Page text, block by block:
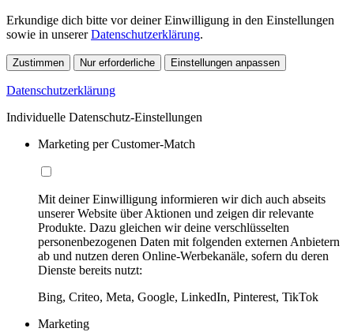
Erkundige dich bitte vor deiner Einwilligung in den Einstellungen
sowie in unsererDatenschutzerklärung.
Zustimmen Nur erforderliche Einstellungen anpassen
Datenschutzerklärung
Individuelle Datenschutz-Einstellungen
Marketing per Customer-Match
Mit deiner Einwilligung informieren wir dich auch abseits
unserer Website über Aktionen und zeigen dir relevante
Produkte. Dazu gleichen wir deine verschlüsselten
personenbezogenen Daten mit folgenden externen Anbietern
ab und nutzen deren Online-Werbekanäle, sofern du deren
Dienste bereits nutzt:
Bing, Criteo, Meta, Google, LinkedIn, Pinterest, TikTok
Marketing